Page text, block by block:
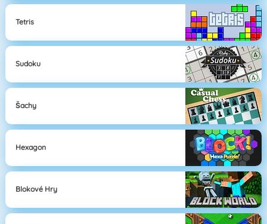
Tetris
Sudoku
Šachy
Hexagon
Blokové Hry